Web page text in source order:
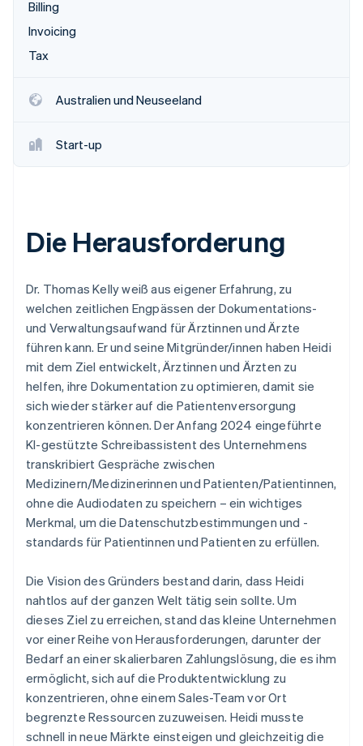
Betrugsprävention
Atlas
Identity
Erfahren Sie, wie Stripe Lösungen für die
Jetzt ansehen
Billing
Invoicing
Tax
Australien und Neuseeland
Start-up
Die Herausforderung
Dr. Thomas Kelly weiß aus eigener Erfahrung, zu
welchen zeitlichen Engpässen der Dokumentations-
und Verwaltungsaufwand für Ärztinnen und Ärzte
führen kann. Er und seine Mitgründer/innen haben Heidi
mit dem Ziel entwickelt, Ärztinnen und Ärzten zu
helfen, ihre Dokumentation zu optimieren, damit sie
sich wieder stärker auf die Patientenversorgung
konzentrieren können. Der Anfang 2024 eingeführte
KI-gestützte Schreibassistent des Unternehmens
transkribiert Gespräche zwischen
Medizinern/Medizinerinnen und Patienten/Patientinnen,
ohne die Audiodaten zu speichern – ein wichtiges
Merkmal, um die Datenschutzbestimmungen und -
standards für Patientinnen und Patienten zu erfüllen.
Die Vision des Gründers bestand darin, dass Heidi
nahtlos auf der ganzen Welt tätig sein sollte. Um
dieses Ziel zu erreichen, stand das kleine Unternehmen
vor einer Reihe von Herausforderungen, darunter der
Bedarf an einer skalierbaren Zahlungslösung, die es ihm
ermöglicht, sich auf die Produktentwicklung zu
konzentrieren, ohne einem Sales-Team vor Ort
begrenzte Ressourcen zuzuweisen. Heidi musste
schnell in neue Märkte einsteigen und gleichzeitig die